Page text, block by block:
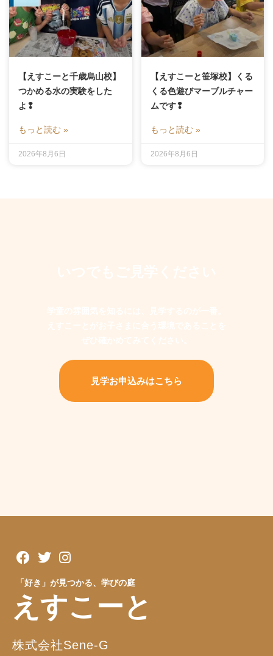
【えすこーと千歳烏山校】
つかめる水の実験をした
よ❢
もっと読む »
2026年8月6日
【えすこーと笹塚校】くる
くる色遊びマーブルチャー
ムです❢
もっと読む »
2026年8月6日
見学お申込みはこちら
「好き」が見つかる、学びの庭
えすこーと
株式会社Sene-G